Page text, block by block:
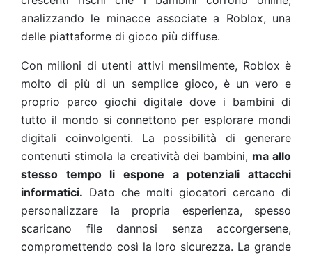
analizzando le minacce associate a Roblox, una
delle piattaforme di gioco più diffuse.
Con milioni di utenti attivi mensilmente, Roblox è
molto di più di un semplice gioco, è un vero e
proprio parco giochi digitale dove i bambini di
tutto il mondo si connettono per esplorare mondi
digitali coinvolgenti. La possibilità di generare
contenuti stimola la creatività dei bambini, ma allo
stesso tempo li espone a potenziali attacchi
informatici. Dato che molti giocatori cercano di
personalizzare la propria esperienza, spesso
scaricano file dannosi senza accorgersene,
compromettendo così la loro sicurezza. La grande